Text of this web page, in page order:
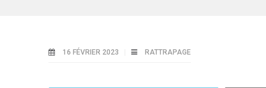
16 FÉVRIER 2023 RATTRAPAGE